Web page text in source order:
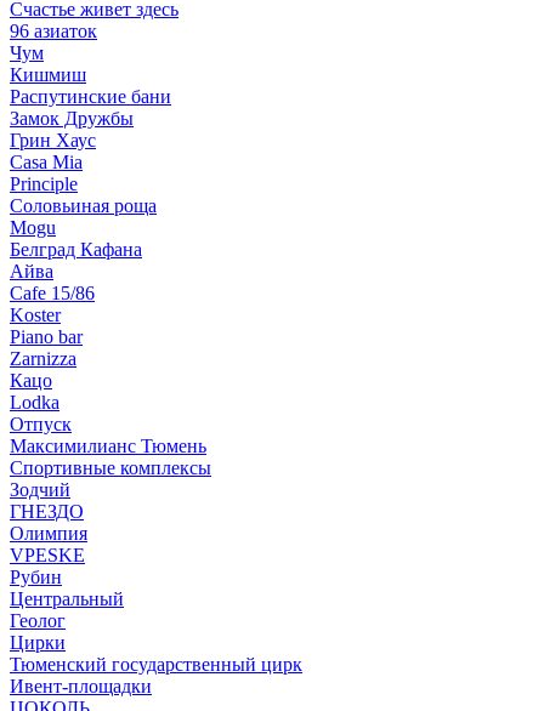
Счастье живет здесь
96 азиаток
Чум
Кишмиш
Распутинские бани
Замок Дружбы
Грин Хаус
Casa Mia
Principle
Соловьиная роща
Mogu
Белград Кафана
Айва
Cafe 15/86
Koster
Piano bar
Zarnizza
Кацо
Lodka
Отпуск
Максимилианс Тюмень
Спортивные комплексы
Зодчий
ГНЕЗДО
Олимпия
VPESKE
Рубин
Центральный
Геолог
Цирки
Тюменский государственный цирк
Ивент-площадки